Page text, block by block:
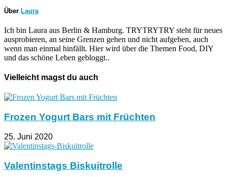
Über Laura
Ich bin Laura aus Berlin & Hamburg. TRYTRYTRY steht für neues
ausprobieren, an seine Grenzen gehen und nicht aufgeben, auch
wenn man einmal hinfällt. Hier wird über die Themen Food, DIY
und das schöne Leben gebloggt..
Vielleicht magst du auch
Frozen Yogurt Bars mit Früchten
25. Juni 2020
Valentinstags Biskuitrolle